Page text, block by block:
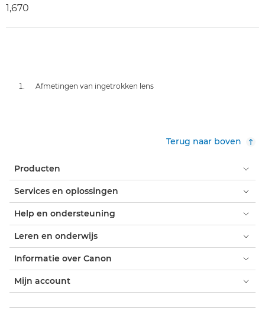
1,670
Afmetingen van ingetrokken lens
Terug naar boven
Producten
Services en oplossingen
Help en ondersteuning
Leren en onderwijs
Informatie over Canon
Mijn account